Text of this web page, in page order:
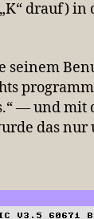
drauf)
seinem
— und mit
das